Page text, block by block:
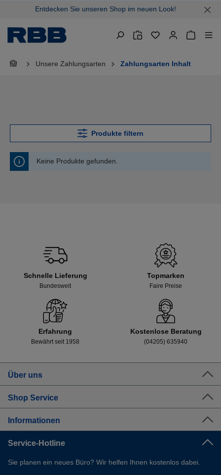
springenEntdecken Sie unseren Shop im neuen Look!
Unsere Zahlungsarten Zahlungsarten Inhalt
Produkte filtern
Keine Produkte gefunden.
Schnelle Lieferung
Bundesweit
Topmarken
Faire Preise
Erfahrung
Bewährt seit 1958
Kostenlose Beratung
(04205) 635940
Über uns
Shop Service
Informationen
Service-Hotline
Sie planen ein neues Büro? Wir helfen Ihnen kostenlos dabei.